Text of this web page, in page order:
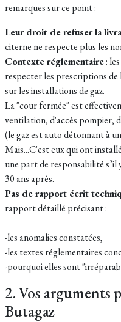
remarques sur ce point :
Leur droit de refuser la
citerne ne respecte plus les
Contexte réglementaire:
respecter les prescriptions
sur les installations de gaz.
La "cour fermée" est
ventilation, d'accès pompier,
(le gaz est auto détonnant à
Mais...C'est eux qui ont
une part de responsabilité
30 ans après.
Pas de rapport écrit
rapport détaillé précisant :
-les anomalies constatées,
-les textes réglementaires
-pourquoi elles sont
2. Vos arguments
Butagaz